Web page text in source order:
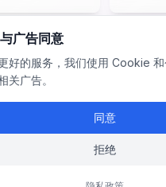
广告同意
好的服务，我们使用 Cookie
关广告。
同意
拒绝